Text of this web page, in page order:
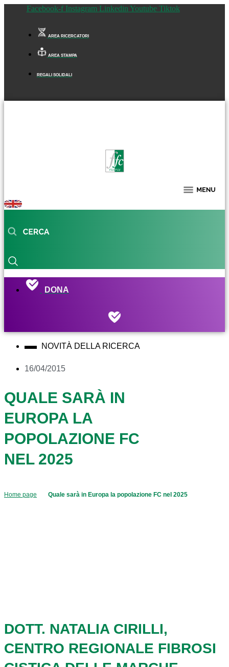
Facebook-f Instagram Linkedin Youtube Tiktok
AREA RICERCATORI
AREA STAMPA
REGALI SOLIDALI
DONA
NOVITÀ DELLA RICERCA
16/04/2015
QUALE SARÀ IN
EUROPA LA
POPOLAZIONE FC
NEL 2025
Home page Quale sarà in Europa la popolazione FC nel 2025
DOTT. NATALIA CIRILLI,
CENTRO REGIONALE FIBROSI